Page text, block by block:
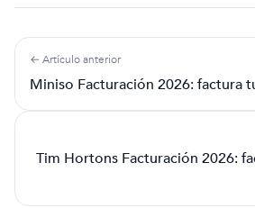
← Artículo anterior
Miniso Facturación 2026: factura
Tim Hortons Facturación 2026: